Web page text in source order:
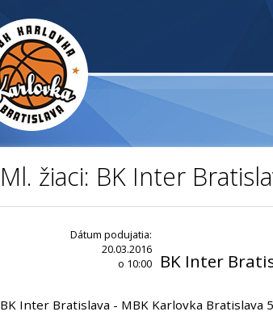
Ml. žiaci: BK Inter
Dátum podujatia:
20.03.2016
o 10:00
BK Inter
BK Inter Bratislava - MBK Karlovka Bratislava